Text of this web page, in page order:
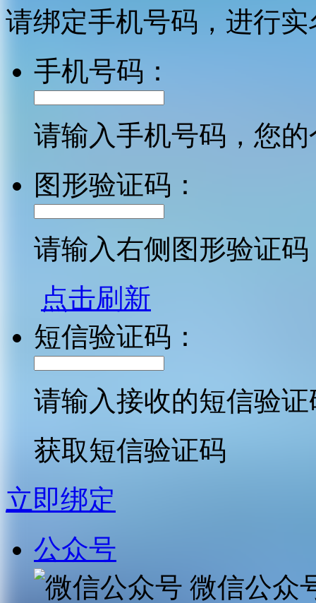
请绑定手机号码，进行
手机号码：
请输入手机号码，您
图形验证码：
请输入右侧图形验证码
点击刷新
短信验证码：
请输入接收的短信验证
获取短信验证码
立即绑定
公众号
微信公众